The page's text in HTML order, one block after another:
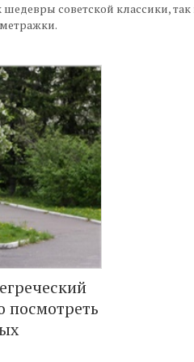
советской классики,
посмотреть